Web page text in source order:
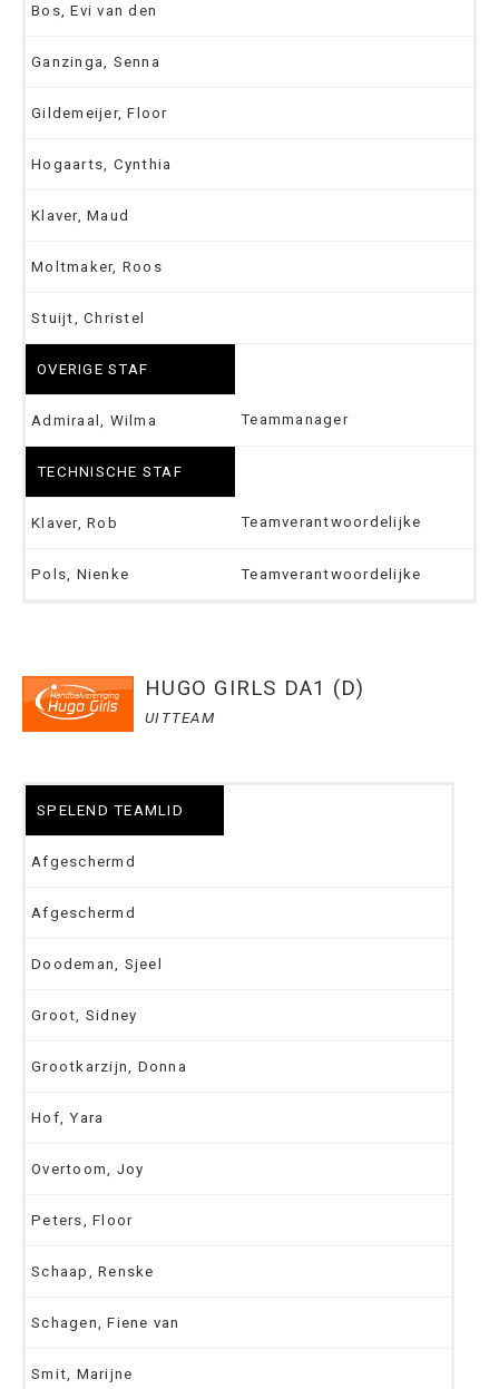
Bos, Evi van den
Ganzinga, Senna
Gildemeijer, Floor
Hogaarts, Cynthia
Klaver, Maud
Moltmaker, Roos
Stuijt, Christel
OVERIGE STAF
Admiraal, Wilma Teammanager
TECHNISCHE STAF
Klaver, Rob Teamverantwoordelijke
Pols, Nienke Teamverantwoordelijke
HUGO GIRLS DA1 (D)
UITTEAM
SPELEND TEAMLID
Afgeschermd
Afgeschermd
Doodeman, Sjeel
Groot, Sidney
Grootkarzijn, Donna
Hof, Yara
Overtoom, Joy
Peters, Floor
Schaap, Renske
Schagen, Fiene van
Smit, Marijne